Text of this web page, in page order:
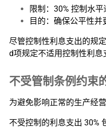
限制：30% 控制水
目的：确保公平性
尽管控制性利息支出的规
d项规定不适用控制性利
不受管制条例约束
为避免影响正常的生产经
不受控制的利息支出 30%